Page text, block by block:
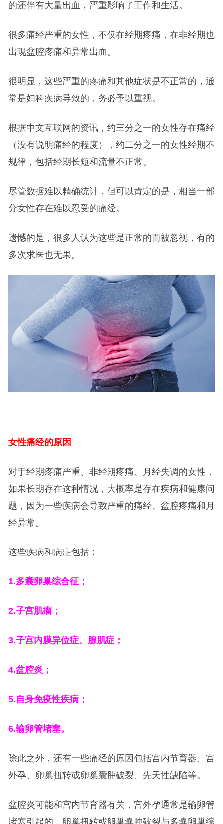
的还伴有大量出血，严重影响了工作和生活。
很多痛经严重的女性，不仅在经期疼痛，在非经期也
出现盆腔疼痛和异常出血。
很明显，这些严重的疼痛和其他症状是不正常的，通
常是妇科疾病导致的，务必予以重视。
根据中文互联网的资讯，约三分之一的女性存在痛经
（没有说明痛经的程度），约二分之一的女性经期不
规律，包括经期长短和流量不正常。
尽管数据难以精确统计，但可以肯定的是，相当一部
分女性存在难以忍受的痛经。
遗憾的是，很多人认为这些是正常的而被忽视，有的
多次求医也无果。
女性痛经的原因
对于经期疼痛严重、非经期疼痛、月经失调的女性，
如果长期存在这种情况，大概率是存在疾病和健康问
题，因为一些疾病会导致严重的痛经、盆腔疼痛和月
经异常。
这些疾病和病症包括：
1.多囊卵巢综合征；
2.子宫肌瘤；
3.子宫内膜异位症、腺肌症；
4.盆腔炎；
5.自身免疫性疾病；
6.输卵管堵塞。
除此之外，还有一些痛经的原因包括宫内节育器、宫
外孕、卵巢扭转或卵巢囊肿破裂、先天性缺陷等。
盆腔炎可能和宫内节育器有关，宫外孕通常是输卵管
堵塞引起的，卵巢扭转或卵巢囊肿破裂与多囊卵巢综